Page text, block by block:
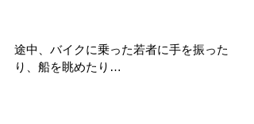
途中、バイクに乗った若者に手を振った
り、船を眺めたり…